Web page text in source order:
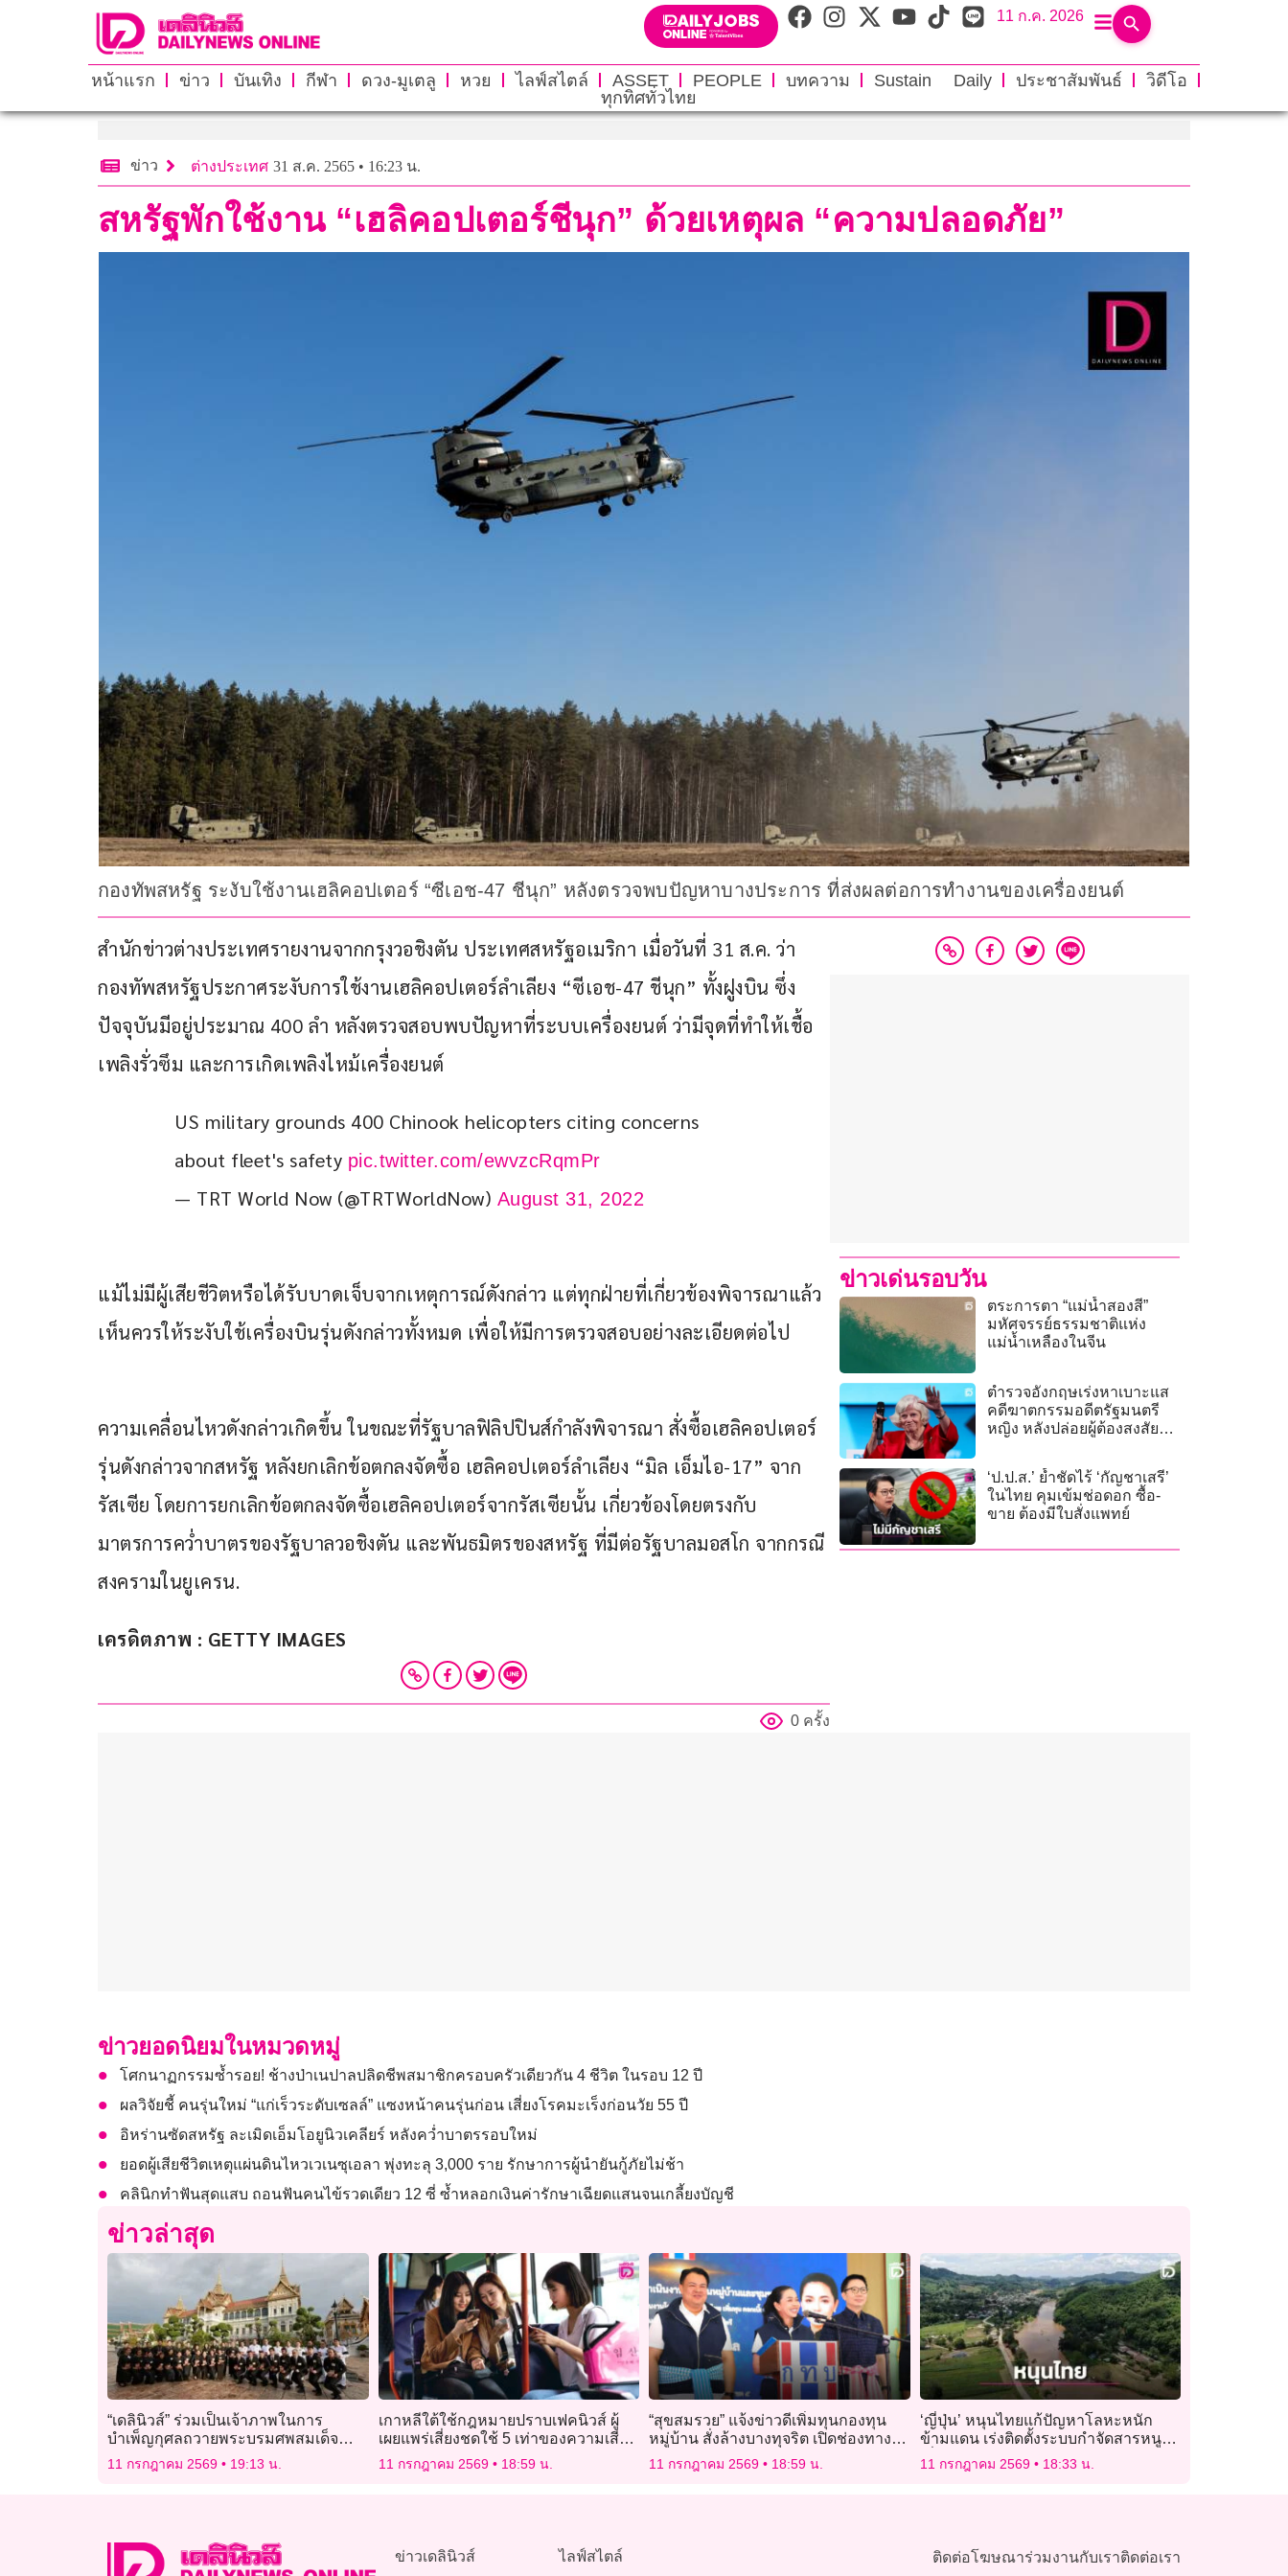
11 ก.ค. 2026
หน้าแรก ข่าว บันเทิง กีฬา ดวง-มูเตลู หวย ไลฟ์สไตล์ ASSET PEOPLE บทความ Sustain Daily ประชาสัมพันธ์
วิดีโอ
ทุกทิศทั่วไทย
ข่าว ต่างประเทศ 31 ส.ค. 2565 • 16:23 น.
สหรัฐพักใช้งาน “เฮลิคอปเตอร์ชีนุก” ด้วยเหตุผล “ความปลอดภัย”
กองทัพสหรัฐ ระงับใช้งานเฮลิคอปเตอร์ “ซีเอช-47 ชีนุก” หลังตรวจพบปัญหาบางประการ ที่ส่งผลต่อการทำงานของเครื่องยนต์
สำนักข่าวต่างประเทศรายงานจากกรุงวอชิงตัน ประเทศสหรัฐอเมริกา เมื่อวันที่ 31 ส.ค. ว่า
กองทัพสหรัฐประกาศระงับการใช้งานเฮลิคอปเตอร์ลำเลียง “ซีเอช-47 ชีนุก” ทั้งฝูงบิน ซึ่ง
ปัจจุบันมีอยู่ประมาณ 400 ลำ หลังตรวจสอบพบปัญหาที่ระบบเครื่องยนต์ ว่ามีจุดที่ทำให้เชื้อ
เพลิงรั่วซึม และการเกิดเพลิงไหม้เครื่องยนต์
US military grounds 400 Chinook helicopters citing concerns
about fleet's safety pic.twitter.com/ewvzcRqmPr
— TRT World Now (@TRTWorldNow) August 31, 2022
แม้ไม่มีผู้เสียชีวิตหรือได้รับบาดเจ็บจากเหตุการณ์ดังกล่าว แต่ทุกฝ่ายที่เกี่ยวข้องพิจารณาแล้ว
เห็นควรให้ระงับใช้เครื่องบินรุ่นดังกล่าวทั้งหมด เพื่อให้มีการตรวจสอบอย่างละเอียดต่อไป
ความเคลื่อนไหวดังกล่าวเกิดขึ้น ในขณะที่รัฐบาลฟิลิปปินส์กำลังพิจารณา สั่งซื้อเฮลิคอปเตอร์
รุ่นดังกล่าวจากสหรัฐ หลังยกเลิกข้อตกลงจัดซื้อ เฮลิคอปเตอร์ลำเลียง “มิล เอ็มไอ-17” จาก
รัสเซีย โดยการยกเลิกข้อตกลงจัดซื้อเฮลิคอปเตอร์จากรัสเซียนั้น เกี่ยวข้องโดยตรงกับ
มาตรการคว่ำบาตรของรัฐบาลวอชิงตัน และพันธมิตรของสหรัฐ ที่มีต่อรัฐบาลมอสโก จากกรณี
สงครามในยูเครน.
เครดิตภาพ : GETTY IMAGES
0 ครั้ง
ข่าวเด่นรอบวัน
ตระการตา “แม่น้ำสองสี”
มหัศจรรย์ธรรมชาติแห่ง
แม่น้ำเหลืองในจีน
ตำรวจอังกฤษเร่งหาเบาะแส
คดีฆาตกรรมอดีตรัฐมนตรี
หญิง หลังปล่อยผู้ต้องสงสัยคน
‘ป.ป.ส.’ ย้ำชัดไร้ ‘กัญชาเสรี’
ในไทย คุมเข้มช่อดอก ซื้อ-
ขาย ต้องมีใบสั่งแพทย์
ข่าวยอดนิยมในหมวดหมู่
โศกนาฏกรรมซ้ำรอย! ช้างป่าเนปาลปลิดชีพสมาชิกครอบครัวเดียวกัน 4 ชีวิต ในรอบ 12 ปี
ผลวิจัยชี้ คนรุ่นใหม่ “แก่เร็วระดับเซลล์” แซงหน้าคนรุ่นก่อน เสี่ยงโรคมะเร็งก่อนวัย 55 ปี
อิหร่านซัดสหรัฐ ละเมิดเอ็มโอยูนิวเคลียร์ หลังคว่ำบาตรรอบใหม่
ยอดผู้เสียชีวิตเหตุแผ่นดินไหวเวเนซุเอลา พุ่งทะลุ 3,000 ราย รักษาการผู้นำยันกู้ภัยไม่ช้า
คลินิกทำฟันสุดแสบ ถอนฟันคนไข้รวดเดียว 12 ซี่ ซ้ำหลอกเงินค่ารักษาเฉียดแสนจนเกลี้ยงบัญชี
ข่าวล่าสุด
“เดลินิวส์” ร่วมเป็นเจ้าภาพในการ
บำเพ็ญกุศลถวายพระบรมศพสมเด็จ
พันปีหลวง
11 กรกฎาคม 2569 19:13 น.
เกาหลีใต้ใช้กฎหมายปราบเฟคนิวส์ ผู้
เผยแพร่เสี่ยงชดใช้ 5 เท่าของความเสีย
หาย
11 กรกฎาคม 2569 18:59 น.
“สุขสมรวย” แจ้งข่าวดีเพิ่มทุนกองทุน
หมู่บ้าน สั่งล้างบางทุจริต เปิดช่องทางรับ
แจ้งเบาะแส
11 กรกฎาคม 2569 18:59 น.
‘ญี่ปุ่น’ หนุนไทยแก้ปัญหาโลหะหนัก
ข้ามแดน เร่งติดตั้งระบบกำจัดสารหนู
เพื่อความปลอดภัยของประชาชน
11 กรกฎาคม 2569 18:33 น.
ข่าวเดลินิวส์ ไลฟ์สไตล์ ติดต่อโฆษณาร่วมงานกับเราติดต่อเรา